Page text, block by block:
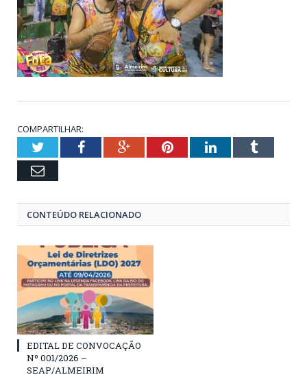
COMPARTILHAR:
TwitterFacebookGoogle+PinterestLinkedInTumblr
Email
CONTEÚDO RELACIONADO
EDITAL DE CONVOCAÇÃO
Nº 001/2026 –
SEAP/ALMEIRIM